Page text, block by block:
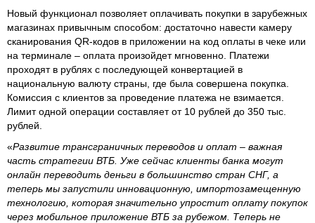
Новый функционал позволяет оплачивать покупки в зарубежных
магазинах привычным способом: достаточно навести камеру
сканирования QR-кодов в приложении на код оплаты в чеке или
на терминале – оплата произойдет мгновенно. Платежи
проходят в рублях с последующей конвертацией в
национальную валюту страны, где была совершена покупка.
Комиссия с клиентов за проведение платежа не взимается.
Лимит одной операции составляет от 10 рублей до 350 тыс.
рублей.
«Развитие трансграничных переводов и оплат – важная
часть стратегии ВТБ. Уже сейчас клиенты банка могут
онлайн переводить деньги в большинство стран СНГ, а
теперь мы запустили инновационную, импортозамещенную
технологию, которая значительно упростит оплату покупок
через мобильное приложение ВТБ за рубежом. Теперь не